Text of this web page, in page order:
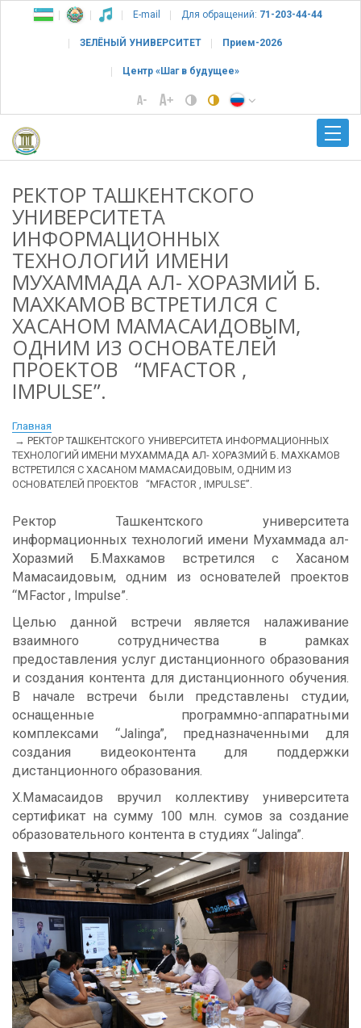
E-mail Для обращений: 71-203-44-44
ЗЕЛЁНЫЙ УНИВЕРСИТЕТ Прием-2026
Центр «Шаг в будущее»
РЕКТОР ТАШКЕНТСКОГО
УНИВЕРСИТЕТА
ИНФОРМАЦИОННЫХ
ТЕХНОЛОГИЙ ИМЕНИ
МУХАММАДА АЛ- ХОРАЗМИЙ Б.
МАХКАМОВ ВСТРЕТИЛСЯ С
ХАСАНОМ МАМАСАИДОВЫМ,
ОДНИМ ИЗ ОСНОВАТЕЛЕЙ
ПРОЕКТОВ “MFACTOR ,
IMPULSE”.
Главная
РЕКТОР ТАШКЕНТСКОГО УНИВЕРСИТЕТА ИНФОРМАЦИОННЫХ
ТЕХНОЛОГИЙ ИМЕНИ МУХАММАДА АЛ- ХОРАЗМИЙ Б. МАХКАМОВ
ВСТРЕТИЛСЯ С ХАСАНОМ МАМАСАИДОВЫМ, ОДНИМ ИЗ
ОСНОВАТЕЛЕЙ ПРОЕКТОВ “MFACTOR , IMPULSE”.
Ректор Ташкентского университета
информационных технологий имени Мухаммада ал-
Хоразмий Б.Махкамов встретился с Хасаном
Мамасаидовым, одним из основателей проектов
“MFactor , Impulse”
Целью данной встречи является налаживание
взаимного сотрудничества в рамках
предоставления услуг дистанционного образования
и создания контента для дистанционного обучения.
В начале встречи были представлены студии,
оснащенные программно-аппаратными
комплексами “Jalinga”, предназначенными для
создания видеоконтента для поддержки
дистанционного образования.
Х.Мамасаидов вручил коллективу университета
сертификат на сумму 100 млн. сумов за создание
образовательного контента в студиях “Jalinga”.